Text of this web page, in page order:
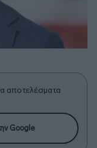
αποτελέσματα
Google